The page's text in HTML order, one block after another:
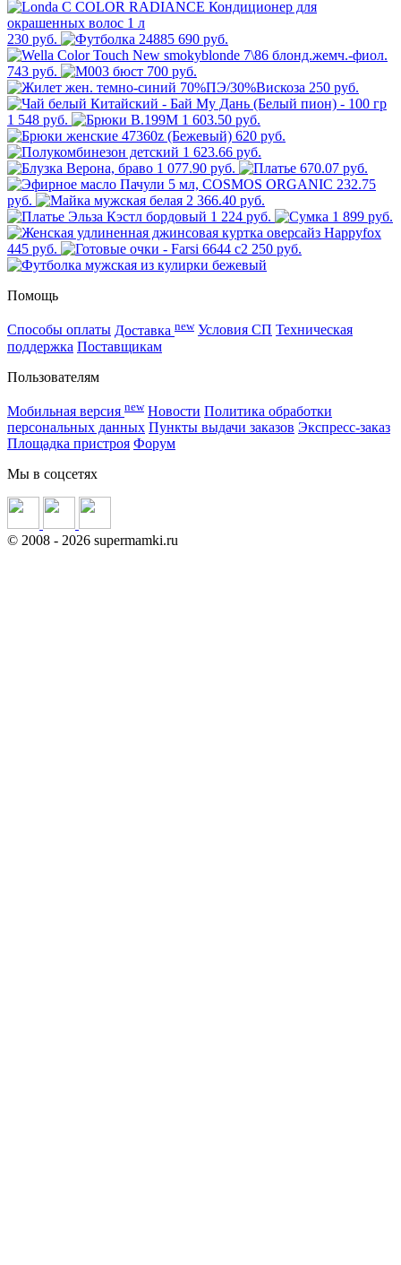
230 руб. 690 руб.
743 руб.
700 руб.
250 руб.
1 548 руб.
1 603.50 руб.
620 руб.
1 623.66 руб.
1 077.90 руб.
670.07 руб.
232.75
руб.
2 366.40 руб.
1 224 руб.
1 899 руб.
445 руб. 250 руб.
Помощь
Способы оплаты Доставка new Условия СП Техническая
поддержка Поставщикам
Пользователям
Мобильная версия new Новости Политика обработки
персональных данных Пункты выдачи заказов Экспресс-заказ
Площадка пристроя Форум
Мы в соцсетях
© 2008 - 2026 supermamki.ru